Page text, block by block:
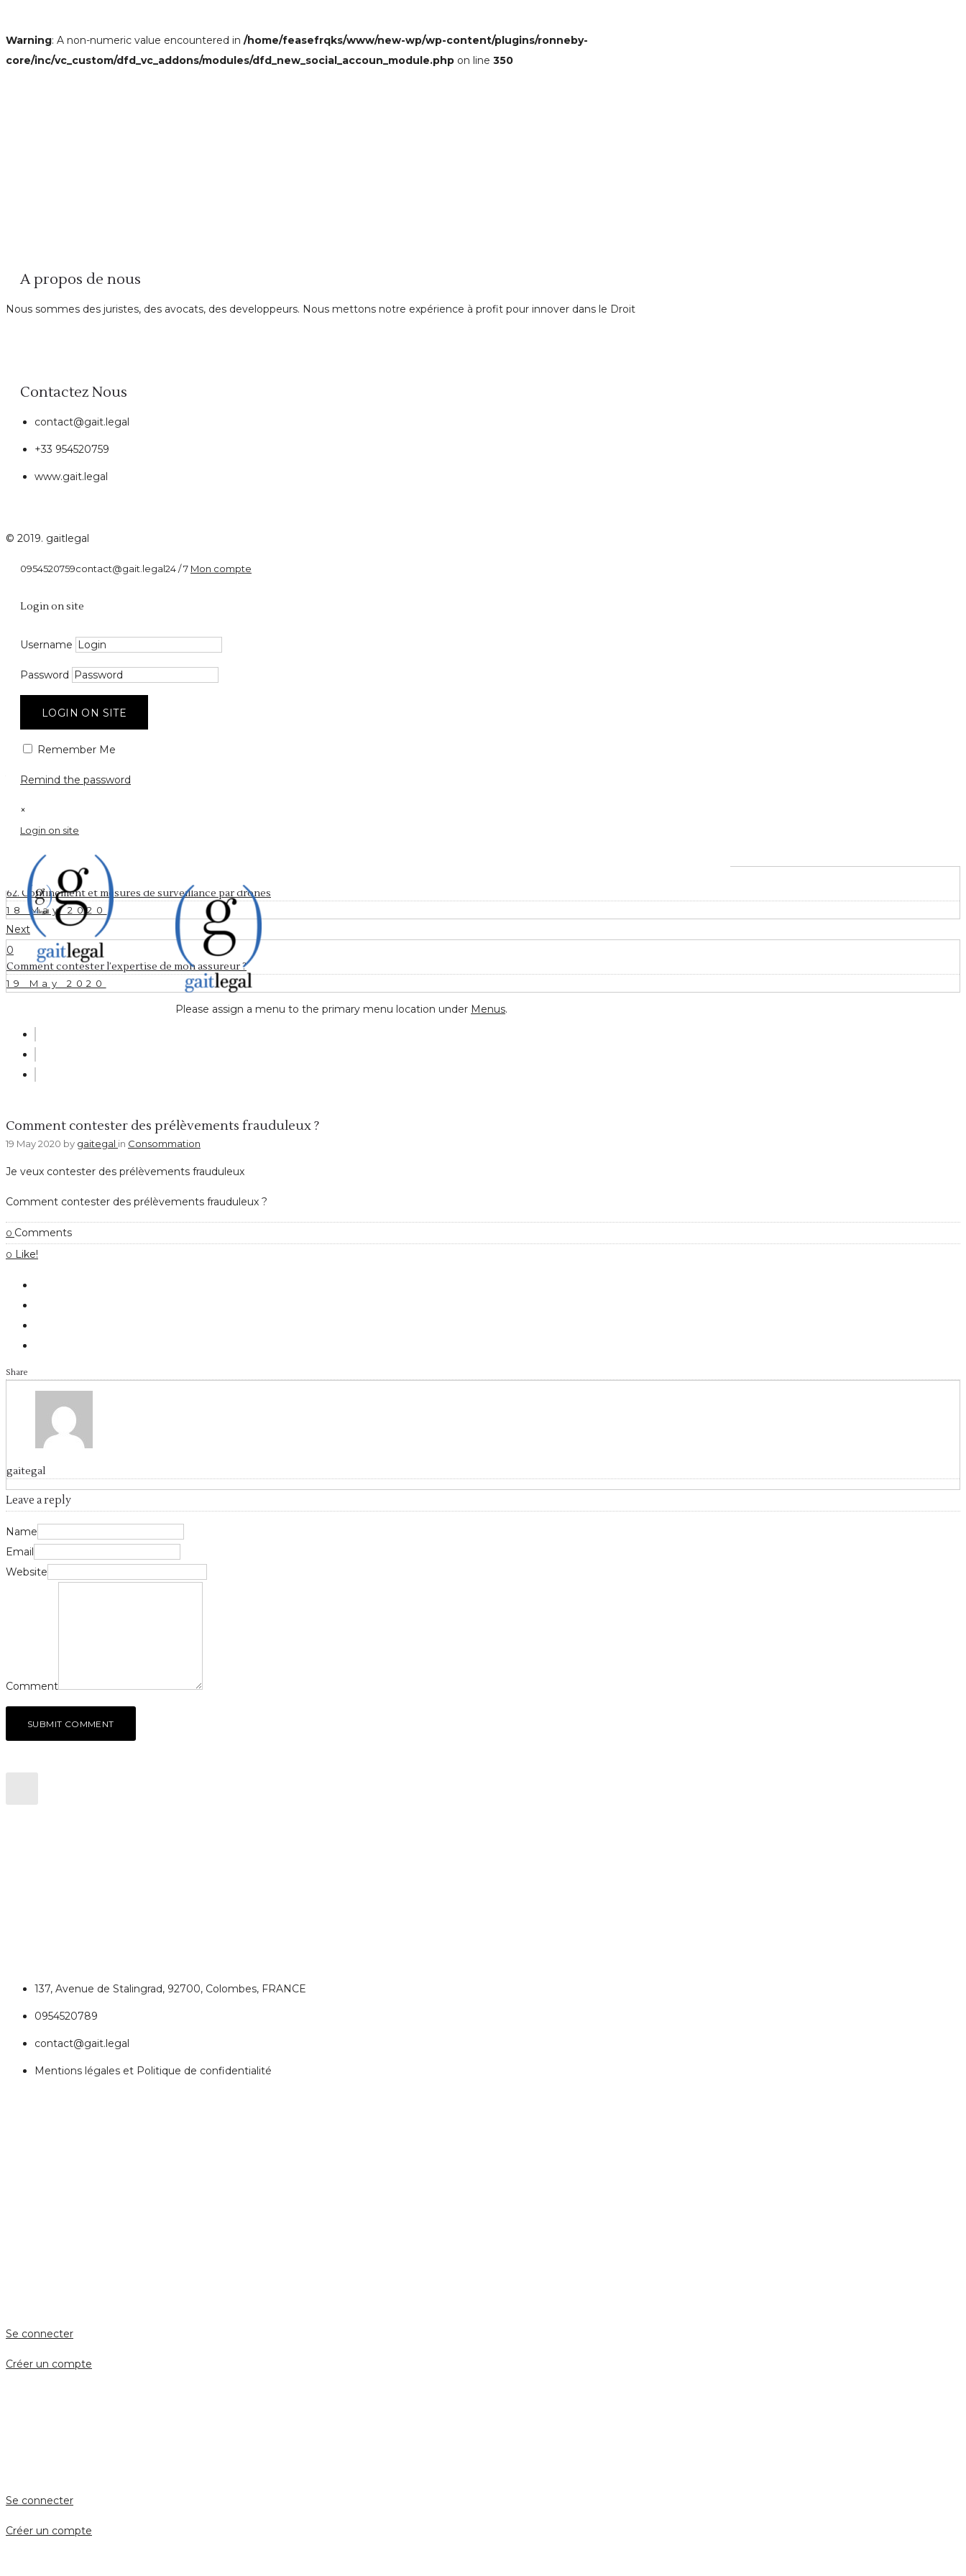
Warning: A non-numeric value encountered in /home/feasefrqks/www/new-wp/wp-content/plugins/ronneby-
core/inc/vc_custom/dfd_vc_addons/modules/dfd_new_social_accoun_module.php on line 350
A propos de nous
Nous sommes des juristes, des avocats, des developpeurs. Nous mettons notre expérience à profit pour innover dans le Droit
Contactez Nous
contact@gait.legal
+33 954520759
www.gait.legal
© 2019. gaitlegal
0954520759contact@gait.legal24 / 7 Mon compte
Login on site
Username
Password
LOGIN ON SITE
Remember Me
Remind the password
×
Login on site
Please assign a menu to the primary menu location under Menus.
Consommation
Comment contester des
prélèvements frauduleux ?
19 May 2020 by gaitegal0Comments
62. Confinement et mesures de surveillance par drones
18 May 2020
Next
0
Comment contester l’expertise de mon assureur ?
19 May 2020
Comment contester des prélèvements frauduleux ?
19 May 2020 by gaitegal in Consommation
Je veux contester des prélèvements frauduleux
Comment contester des prélèvements frauduleux ?
0 Comments
0 Like!
Share
gaitegal
Leave a reply
Name
Email
Website
Comment
SUBMIT COMMENT
137, Avenue de Stalingrad, 92700, Colombes, FRANCE
0954520789
contact@gait.legal
Mentions légales et Politique de confidentialité
Se connecter
Créer un compte
Se connecter
Créer un compte